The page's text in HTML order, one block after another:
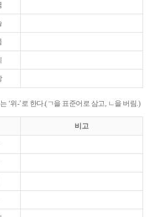
‘위-’로 한다.(ㄱ을 표준어로 삼고, ㄴ을 버림.)
비고